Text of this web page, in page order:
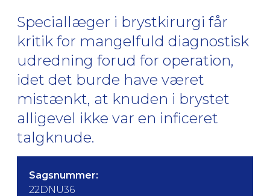
Speciallæger i brystkirurgi får
kritik for mangelfuld diagnostisk
udredning forud for operation,
idet det burde have været
mistænkt, at knuden i brystet
alligevel ikke var en inficeret
talgknude.
Sagsnummer:
22DNU36